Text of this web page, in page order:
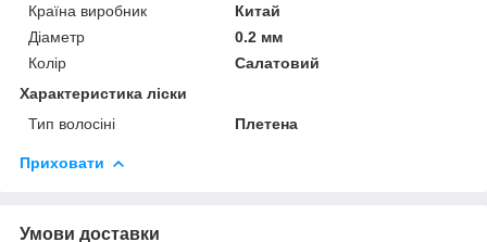
Країна виробник
Китай
Діаметр
0.2 мм
Колір
Салатовий
Характеристика ліски
Тип волосіні
Плетена
Приховати
Умови доставки